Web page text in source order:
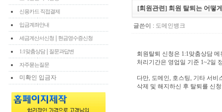
신용카드 직접결제
입금계좌안내
세금계산서신청 현금영수증신청
1:1맞춤상담| 질문과답변
자주묻는질문
미확인 입금자
[회원관련] 회원 탈퇴는 어떻
글쓴이 : 도메인뱅크
회원탈퇴 신청은 1:1맞춤상담
처리기간은 영업일 기준 1~2일
다만, 도메인, 호스팅, 기타 서
삭제 및 해지하신 후 탈퇴를 신